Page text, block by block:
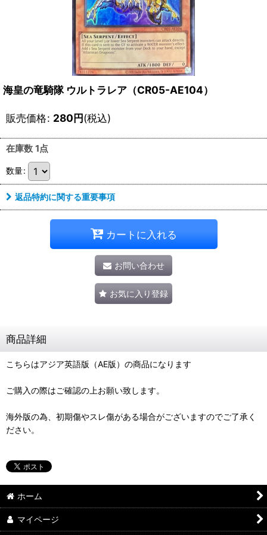
海皇の竜騎隊 ウルトラレア（CR05-AE104）
販売価格: 280円(税込)
在庫数 1点
数量:
返品特約に関する重要事項
カートに入れる
お問い合わせ
お気に入り登録
商品詳細
こちらはアジア英語版（AE版）の商品になります
ご購入の際はご確認の上お願い致します。
海外版の為、初期傷やスレ傷がある場合がございますのでご了承く
ださい。
ホーム
マイページ